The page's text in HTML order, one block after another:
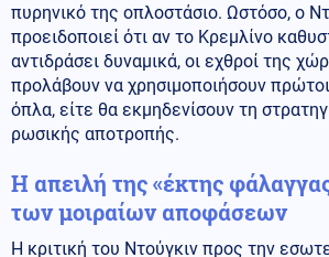
πυρηνικό της οπλοστάσιο. Ωστόσο, ο
προειδοποιεί ότι αν το Κρεμλίνο
αντιδράσει δυναμικά, οι εχθροί της
προλάβουν να χρησιμοποιήσουν
όπλα, είτε θα εκμηδενίσουν τη
ρωσικής αποτροπής.
Η απειλή της «έκτης
των μοιραίων αποφάσεων
Η κριτική του Ντούγκιν προς την